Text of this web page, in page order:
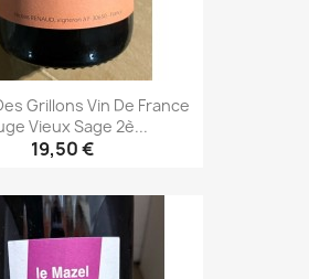
Grillons Vin De France
Vieux Sage 2è...
19,50 €